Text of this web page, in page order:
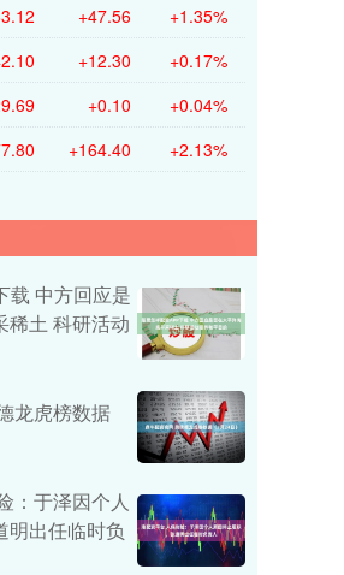
+47.56 +1.35%
+12.30 +0.17%
+0.10 +0.04%
+164.40 +2.13%
载 中方回应是
稀土 科研活动
龙虎榜数据
：于泽因个人
明出任临时负